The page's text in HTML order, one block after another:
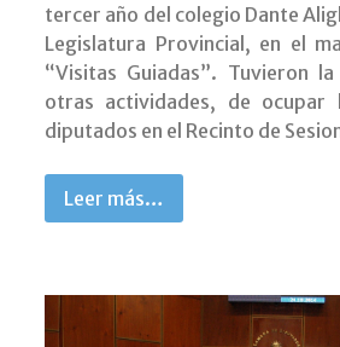
tercer año del colegio Dante
Legislatura Provincial, en el
“Visitas Guiadas”. Tuvieron
otras actividades, de ocupar
diputados en el Recinto de
Leer más…